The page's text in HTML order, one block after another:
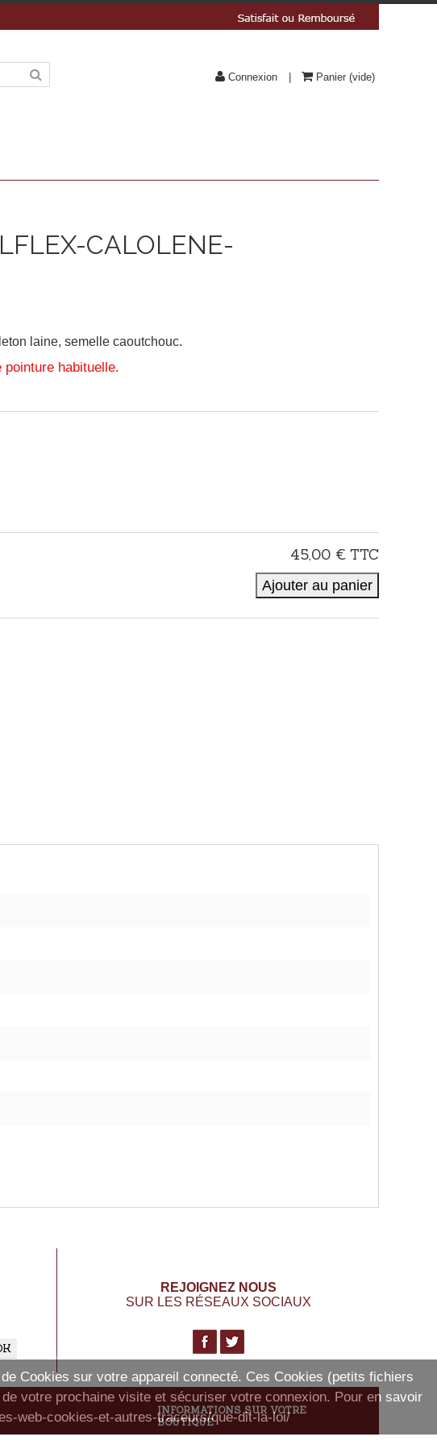
Panier (vide)
Connexion
CALOLENE-
laine, semelle caoutchouc.
habituelle.
45,00 € TTC
Ajouter au panier
REJOIGNEZ NOUS
SUR LES RÉSEAUX SOCIAUX
INFORMATIONS SUR VOTRE
BOUTIQUE
Cookies sur votre appareil connecté. Ces Cookies (petits fichiers
votre prochaine visite et sécuriser votre connexion. Pour en savoir
web-cookies-et-autres-traceurs/que-dit-la-loi/